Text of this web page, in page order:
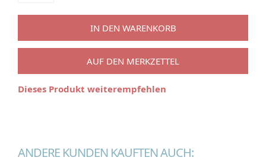
IN DEN WARENKORB
AUF DEN MERKZETTEL
Dieses Produkt weiterempfehlen
ANDERE KUNDEN KAUFTEN AUCH: